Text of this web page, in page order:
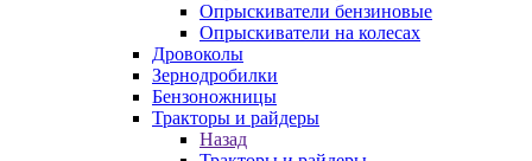
Опрыскиватели бензиновые
Опрыскиватели на колесах
Дровоколы
Зернодробилки
Бензоножницы
Тракторы и райдеры
Назад